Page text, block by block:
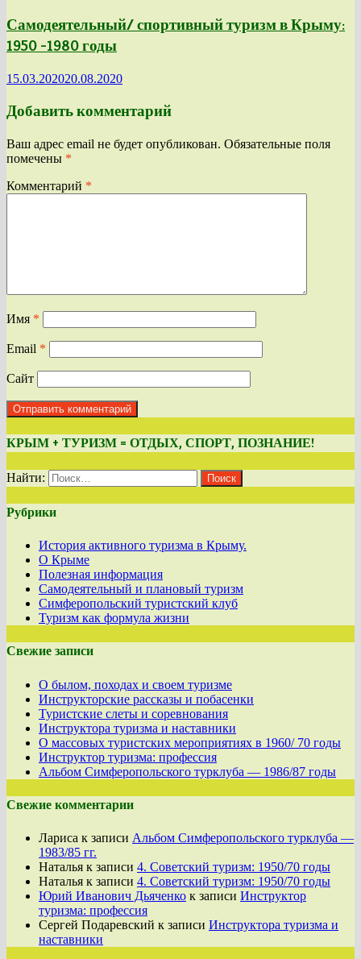
Самодеятельный/ спортивный туризм в Крыму:
1950 -1980 годы
15.03.202020.08.2020
Добавить комментарий
Ваш адрес email не будет опубликован. Обязательные поля
помечены *
Комментарий *
Имя *
Email *
Сайт
КРЫМ + ТУРИЗМ = ОТДЫХ, СПОРТ, ПОЗНАНИЕ!
Найти:
Рубрики
История активного туризма в Крыму.
О Крыме
Полезная информация
Самодеятельный и плановый туризм
Симферопольский туристский клуб
Туризм как формула жизни
Свежие записи
О былом, походах и своем туризме
Инструкторские рассказы и побасенки
Туристские слеты и соревнования
Инструктора туризма и наставники
О массовых туристских мероприятиях в 1960/ 70 годы
Инструктор туризма: профессия
Альбом Симферопольского турклуба — 1986/87 годы
Свежие комментарии
Лариса к записи Альбом Симферопольского турклуба —
1983/85 гг.
Наталья к записи 4. Советский туризм: 1950/70 годы
Наталья к записи 4. Советский туризм: 1950/70 годы
Юрий Иванович Дьяченко к записи Инструктор
туризма: профессия
Сергей Подаревский к записи Инструктора туризма и
наставники